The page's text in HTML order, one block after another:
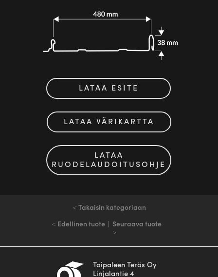
LATAA ESITE
LATAA VÄRIKARTTA
LATAA
RUODELAUDOITUSOHJE
< Takaisin kategoriaan
< Edellinen tuote | Seuraava tuote
>
Taipaleen Teräs Oy
Linjalantie 4